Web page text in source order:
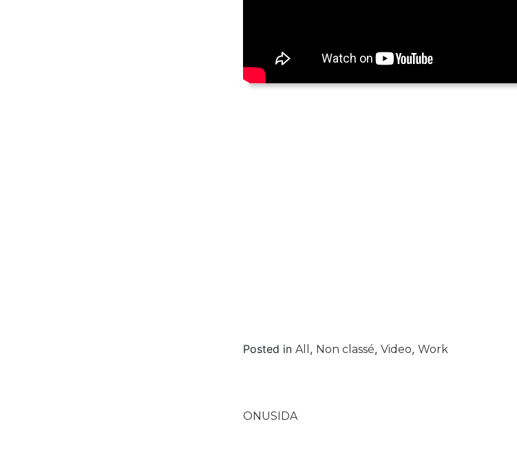
Posted in All , Non classé, Video, Work
Navigation
ONUSIDA